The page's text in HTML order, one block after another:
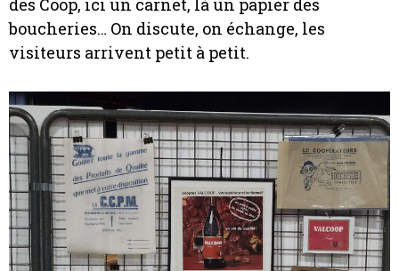
des Coop, ici un carnet, là un papier des
boucheries… On discute, on échange, les
visiteurs arrivent petit à petit.